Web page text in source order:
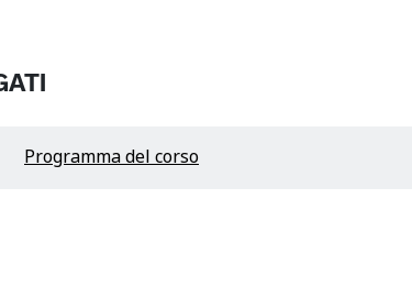
Programma del corso